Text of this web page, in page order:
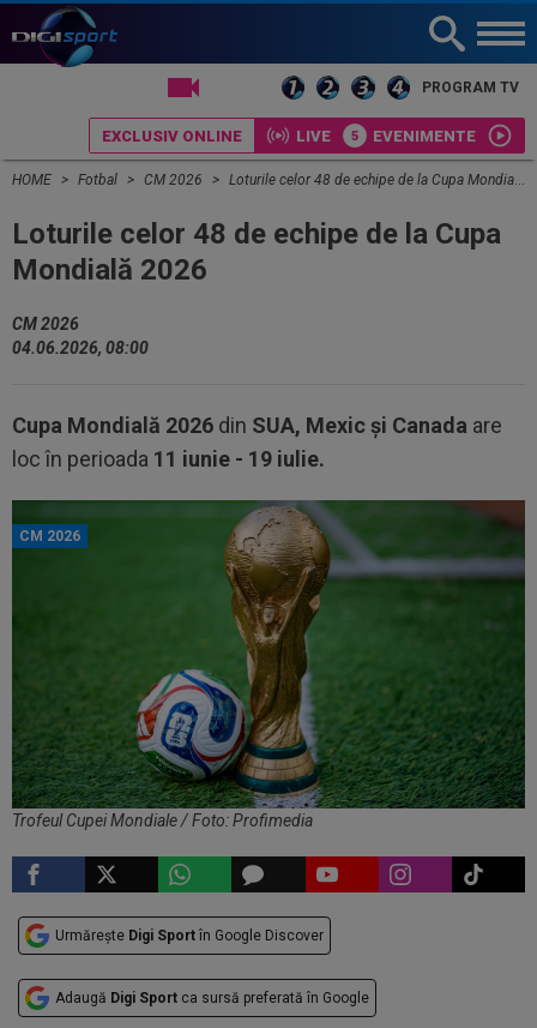
PROGRAM TV
EXCLUSIV ONLINE LIVE EVENIMENTE
HOME Fotbal CM 2026 Loturile celor 48 de echipe de la Cupa Mondială 2026
Loturile celor 48 de echipe de la Cupa
Mondială 2026
CM 2026
04.06.2026, 08:00
Cupa Mondială 2026 din SUA, Mexic și Canada are
loc în perioada 11 iunie - 19 iulie.
CM 2026
Trofeul Cupei Mondiale / Foto: Profimedia
Urmărește Digi Sport în Google Discover
Adaugă Digi Sport ca sursă preferată în Google